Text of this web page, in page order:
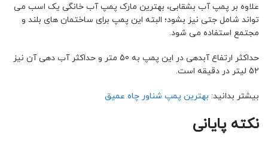
علاوه بر پمپ آب بشقابی، بهترین مارک پمپ آب خانگی یک اسب می
تواند شامل جتی نیز بشود؛ البته این پمپ برای ساختمان های بلند و
مجتمع استفاده می شود.
حداکثر ارتفاع آبدهی در این پمپ به 50 متر و حداکثر آب دهی آن نیز
52 لیتر در دقیقه است.
بیشتر بدانید: بهترین پمپ شناور چاه عمیق
نکته پایانی